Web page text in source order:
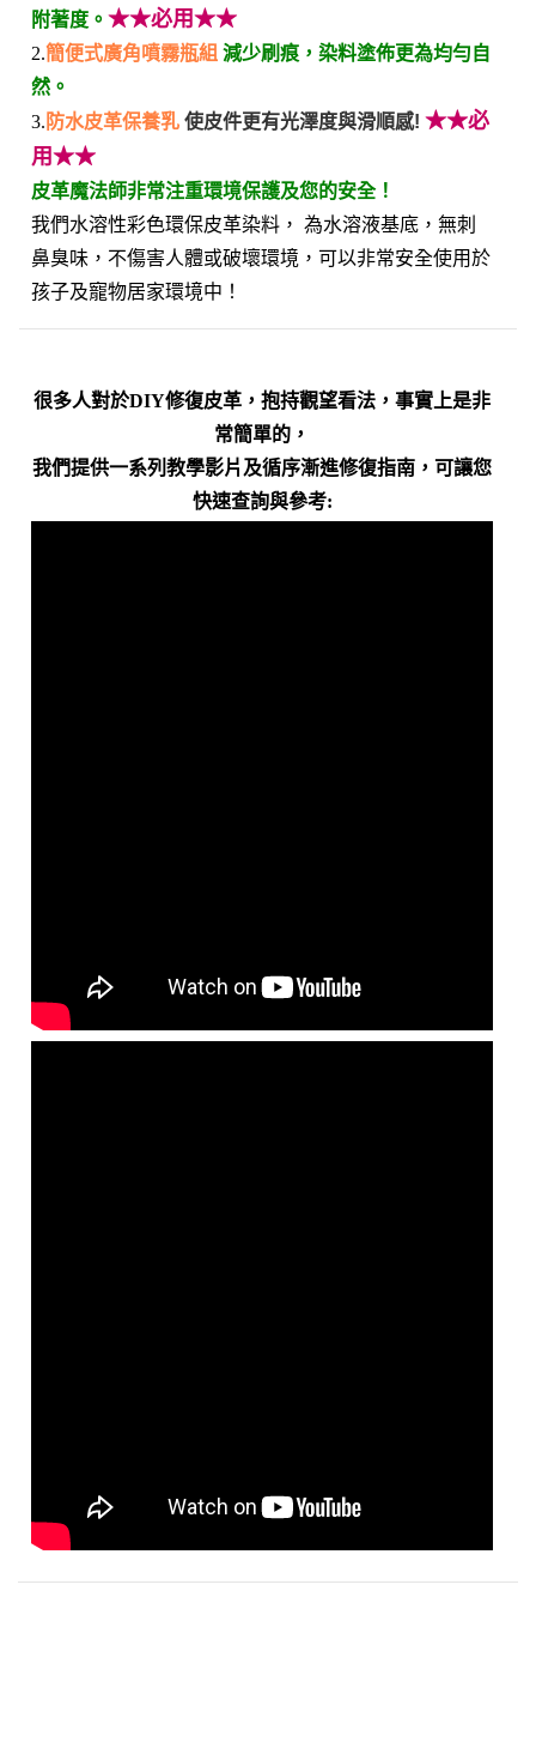
附著度。 ★★必用★★
2.簡便式廣角噴霧瓶組 減少刷痕，染料塗佈更為均勻自
然。
3. 防水皮革保養乳 使皮件更有光澤度與滑順感! ★★必
用★★
皮革魔法師非常注重環境保護及您的安全！
我們水溶性彩色環保皮革染料， 為水溶液基底，無刺
鼻臭味，不傷害人體或破壞環境，可以非常安全使用於
孩子及寵物居家環境中！
很多人對於DIY修復皮革，抱持觀望看法，事實上是非
常簡單的，
我們提供一系列教學影片及循序漸進修復指南，可讓您
快速查詢與參考: